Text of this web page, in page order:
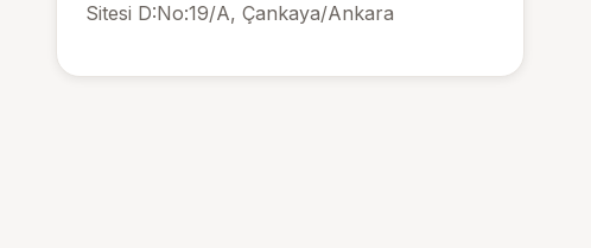
Sitesi D:No:19/A, Çankaya/Ankara